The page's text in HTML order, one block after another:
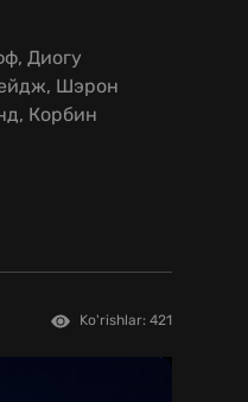
Диогу
Шэрон
Корбин
Ko'rishlar: 421